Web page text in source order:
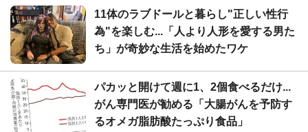
11体のラブドールと暮らし"正しい性行
為"を楽しむ...「人より人形を愛する男た
ち」が奇妙な生活を始めたワケ
パカッと開けて週に1、2個食べるだけ...
がん専門医が勧める「大腸がんを予防す
るオメガ脂肪酸たっぷり食品」